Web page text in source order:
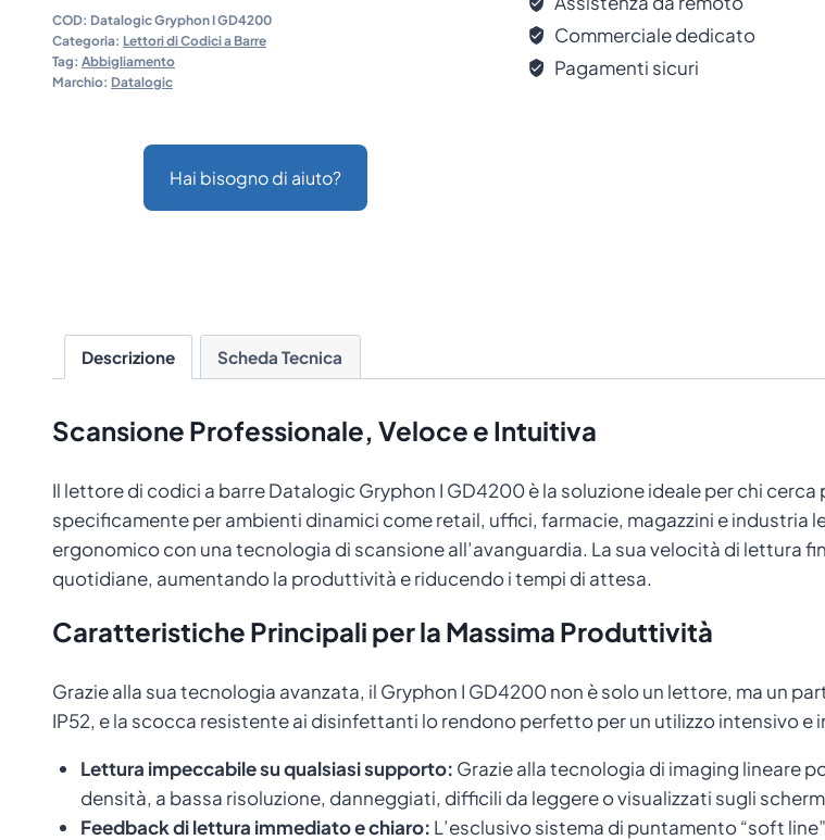
COD: Datalogic Gryphon I GD4200
Categoria: Lettori di Codici a Barre
Tag: Abbigliamento
Marchio: Datalogic
Hai bisogno di aiuto?
Commerciale dedicato
Pagamenti sicuri
Descrizione Scheda Tecnica
Scansione Professionale, Veloce e Intuitiva
Il lettore di codici a barre Datalogic Gryphon I GD4200 è la soluzione ideale per chi
specificamente per ambienti dinamici come retail, uffici, farmacie, magazzini e industria
ergonomico con una tecnologia di scansione all’avanguardia. La sua velocità di lettura
quotidiane, aumentando la produttività e riducendo i tempi di attesa.
Caratteristiche Principali per la Massima Produttività
Grazie alla sua tecnologia avanzata, il Gryphon I GD4200 non è solo un lettore, ma un
IP52, e la scocca resistente ai disinfettanti lo rendono perfetto per un utilizzo intensivo
Lettura impeccabile su qualsiasi supporto: Grazie alla tecnologia di imaging lineare
densità, a bassa risoluzione, danneggiati, difficili da leggere o visualizzati sugli
Feedback di lettura immediato e chiaro: L’esclusivo sistema di puntamento “soft